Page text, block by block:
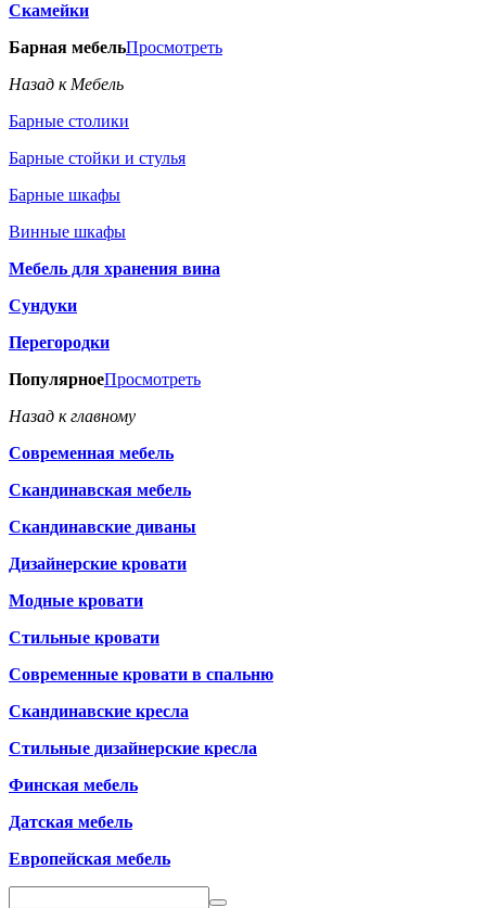
Скамейки
Барная мебельПросмотреть
Назад к Мебель
Барные столики
Барные стойки и стулья
Барные шкафы
Винные шкафы
Мебель для хранения вина
Сундуки
Перегородки
ПопулярноеПросмотреть
Назад к главному
Современная мебель
Скандинавская мебель
Скандинавские диваны
Дизайнерские кровати
Модные кровати
Стильные кровати
Современные кровати в спальню
Скандинавские кресла
Стильные дизайнерские кресла
Финская мебель
Датская мебель
Европейская мебель